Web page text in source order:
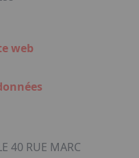
web
40 RUE MARC